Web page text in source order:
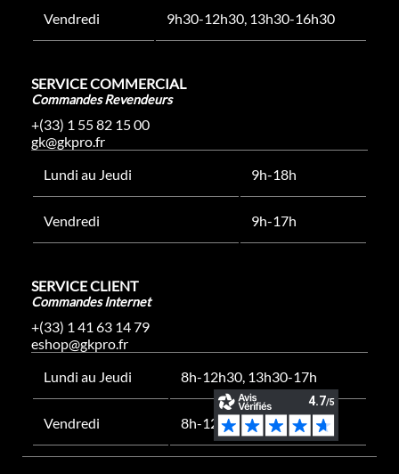
Vendredi 9h30-12h30, 13h30-16h30
SERVICE COMMERCIAL
Commandes Revendeurs
+(33) 1 55 82 15 00
gk@gkpro.fr
Lundi au Jeudi
9h-18h
Vendredi 9h-17h
SERVICE CLIENT
Commandes Internet
+(33) 1 41 63 14 79
eshop@gkpro.fr
Lundi au Jeudi
8h-12h30, 13h30-17h
Vendredi 8h-12h30, 13h30-16h